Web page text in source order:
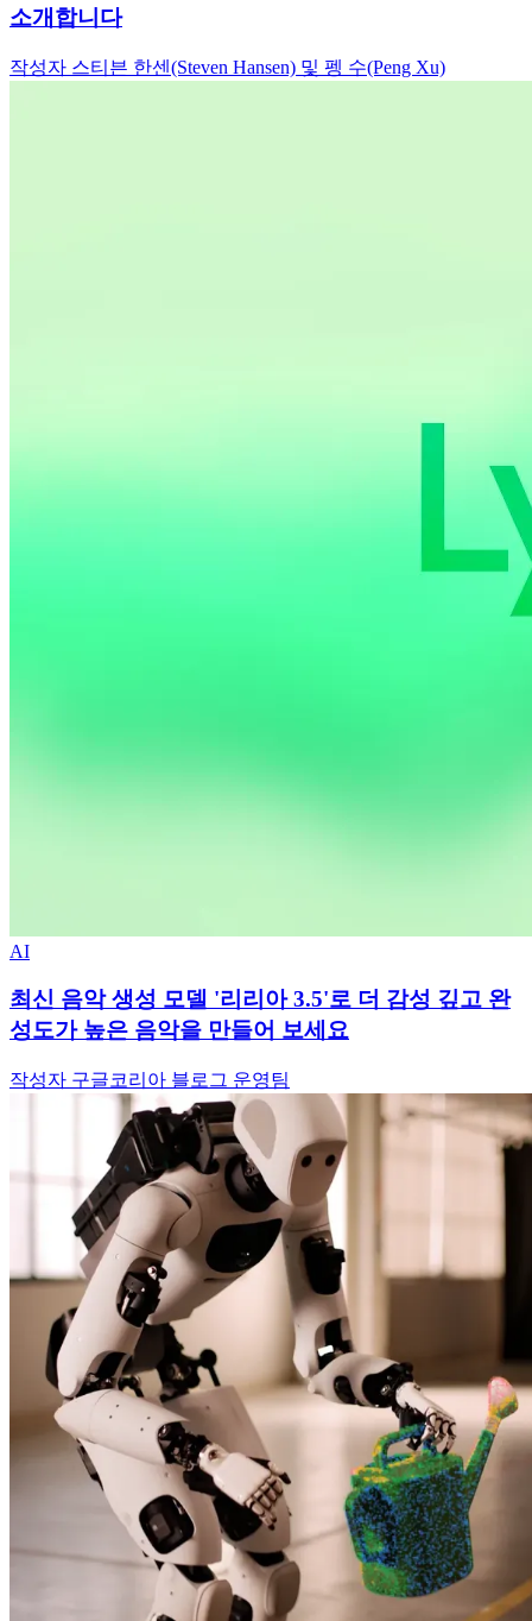
소개합니다
작성자 스티븐 한센(Steven Hansen) 및 펭 수(Peng Xu)
AI
최신 음악 생성 모델 '리리아 3.5'로 더 감성 깊고 완
성도가 높은 음악을 만들어 보세요
작성자 구글코리아 블로그 운영팀